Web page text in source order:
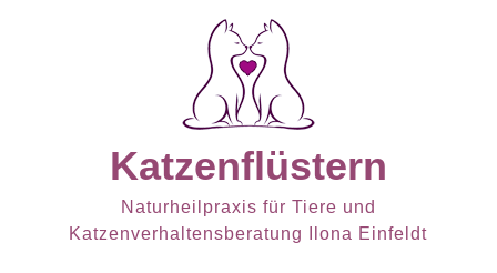
Katzenflüstern
Naturheilpraxis für Tiere und
Katzenverhaltensberatung Ilona Einfeldt